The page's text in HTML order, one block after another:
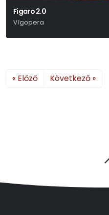
Figaro 2.0
Vígopera
« Előző Következő »